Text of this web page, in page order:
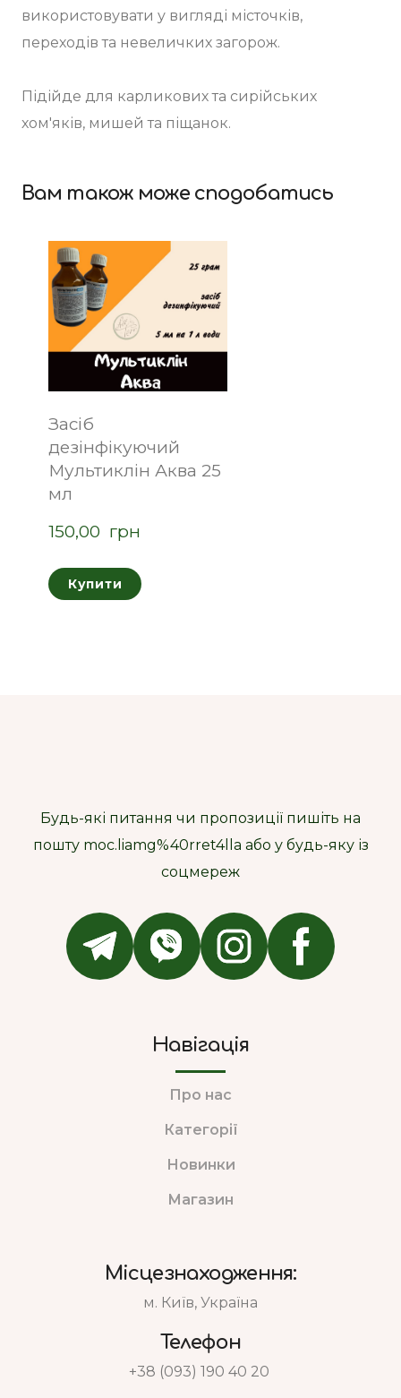
використовувати у вигляді місточків,
переходів та невеличких загорож.
Підійде для карликових та сирійських
хом'яків, мишей та піщанок.
Вам також може сподобатись
Засіб
дезінфікуючий
Мультиклін Аква 25
мл
150,00  грн
Купити
Будь-які питання чи пропозиції пишіть на
пошту moc.liamg%40rret4lla або у будь-яку із
соцмереж
Навігація
Про нас
Категорії
Новинки
Магазин
Місцезнаходження:
м. Київ, Україна
Телефон
+38 (093) 190 40 20